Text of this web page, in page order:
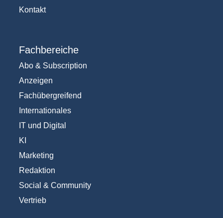
Kontakt
Fachbereiche
Abo & Subscription
Anzeigen
Fachübergreifend
Internationales
IT und Digital
KI
Marketing
Redaktion
Social & Community
Vertrieb